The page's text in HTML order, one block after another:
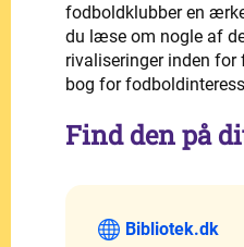
fodboldklubber en
du læse om nogle af
rivaliseringer inden
bog for
Find den på
Bibliotek.dk